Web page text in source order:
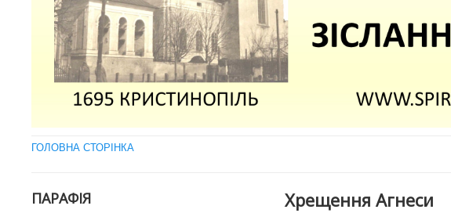
ГОЛОВНА СТОРІНКА
ПАРАФІЯ Хрещення Агнеси